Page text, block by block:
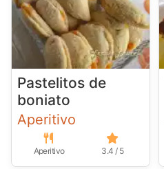
Pastelitos de
boniato
Aperitivo
Aperitivo 3.4 / 5